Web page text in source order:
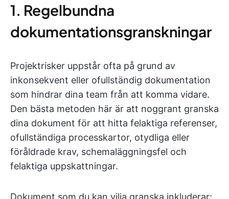
1. Regelbundna
dokumentationsgranskningar
Projektrisker uppstår ofta på grund av
inkonsekvent eller ofullständig dokumentation
som hindrar dina team från att komma vidare.
Den bästa metoden här är att noggrant granska
dina dokument för att hitta felaktiga referenser,
ofullständiga processkartor, otydliga eller
föråldrade krav, schemaläggningsfel och
felaktiga uppskattningar.
Dokument som du kan vilja granska inkluderar: